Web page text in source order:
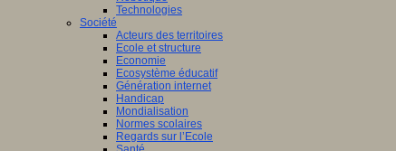
Technologies
Société
Acteurs des territoires
Ecole et structure
Economie
Ecosystème éducatif
Génération internet
Handicap
Mondialisation
Normes scolaires
Regards sur l’Ecole